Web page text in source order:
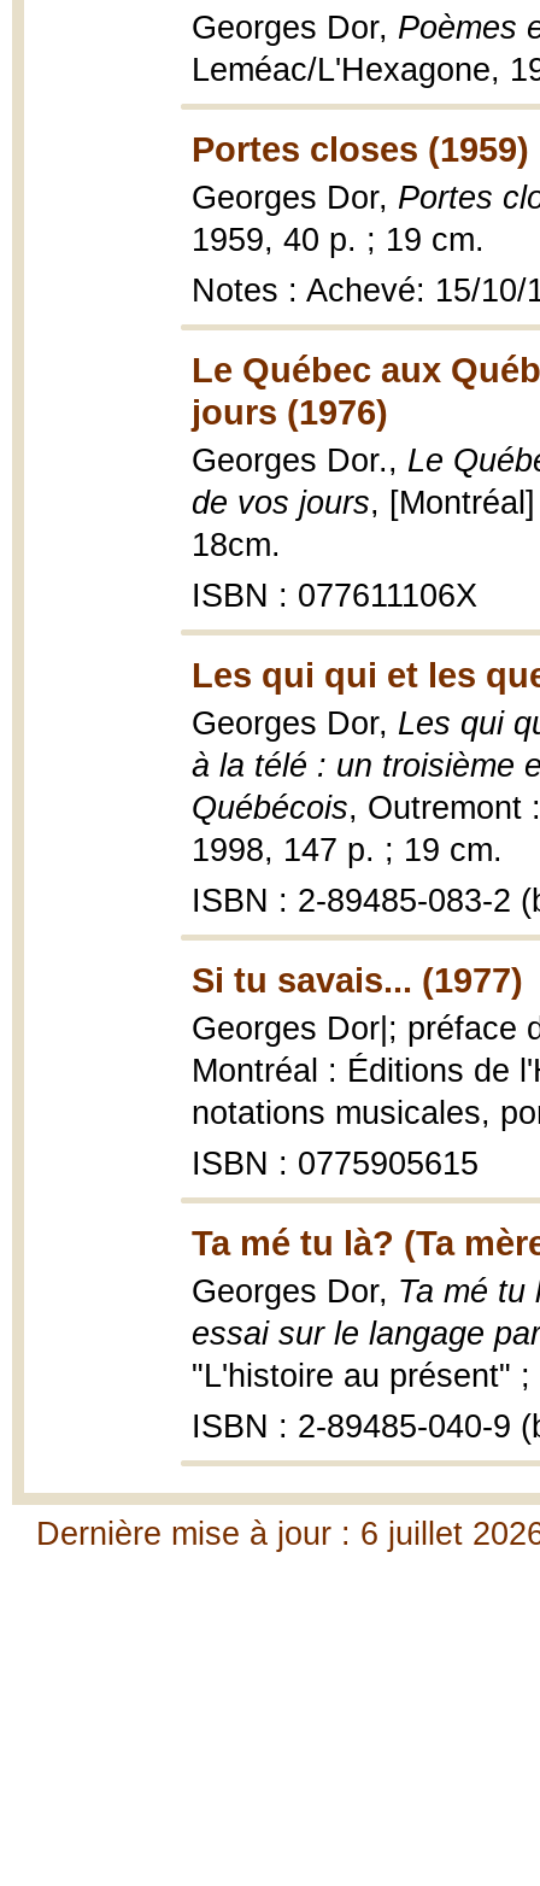
Georges Dor, Poèmes
Leméac/L'Hexagone,
Portes closes (1959)
Georges Dor, Portes
1959, 40 p. ; 19 cm.
Notes : Achevé: 15/10/
Le Québec aux
jours (1976)
Georges Dor., Le
de vos jours,
18cm.
ISBN : 077611106X
Les qui qui et les
Georges Dor, Les qui
à la télé : un troisième
Québécois, Outremont
1998, 147 p. ; 19 cm.
ISBN : 2-89485-083-2
Si tu savais... (1977)
Georges Dor|; préface
Montréal : Éditions de
notations musicales,
ISBN : 0775905615
Ta mé tu là? (Ta
Georges Dor, Ta mé tu
essai sur le langage
"L'histoire au présent"
ISBN : 2-89485-040-9
Dernière mise à jour : 6 juillet